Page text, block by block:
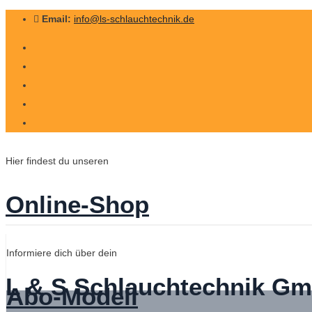
Email: info@ls-schlauchtechnik.de
Hier findest du unseren
Online-Shop
L & S Schlauchtechnik
Informiere dich über dein
Abo-Modell